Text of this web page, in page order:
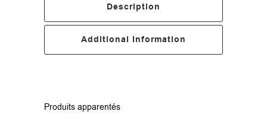
Description
Additional Information
Produits apparentés